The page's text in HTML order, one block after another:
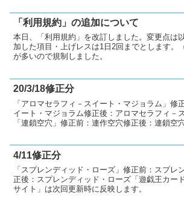
「利用規約」の追加について
本日、「利用規約」を改訂しました。変更点は
加した項目・上げレスは1日2回までとします。
が多いので規制しました。
20/3/18修正分
「アロマセラフィ－スイート・マジョラム」修
イート・マジョラム修正後：アロマセラフィ－
「連鎖空穴」修正前：連作空穴修正後：連鎖空
4/11修正分
「スプレンディッド・ローズ」修正前：スプレ
正後：スプレンディッド・ローズ「遊戯王カー
サイト」は次回更新時に反映します。